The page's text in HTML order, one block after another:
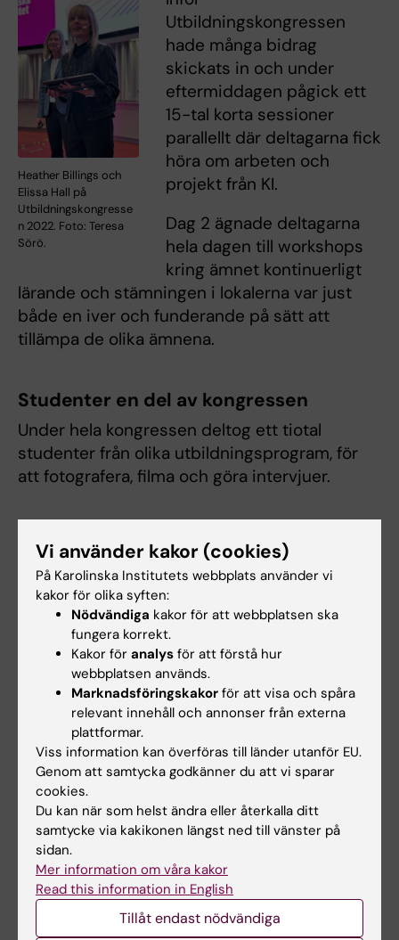
Heather Billings och
Elissa Hall på
Utbildningskongresse
n 2022. Foto: Teresa
Sörö.
Utbildningskongressen
hade många bidrag
skickats in och under
eftermiddagen pågick ett
15-tal korta sessioner
parallellt där deltagarna fick
höra om arbeten och
projekt från KI.
Dag 2 ägnade deltagarna
hela dagen till workshops
kring ämnet kontinuerligt
lärande och stämningen i lokalerna var just
både en iver och funderande på sätt att
tillämpa de olika ämnena.
Studenter en del av kongressen
Under hela kongressen deltog ett tiotal
studenter från olika utbildningsprogram, för
att fotografera, filma och göra intervjuer.
Film
Film från Utbildningskongressen 2022
Maria Watter,
verksamhetschef
Maria Watter, vad tar
du med dig ifrån de här
två dagarna?
- Så mycket! Glädjen i att
få hänga med så många av
våra fantastiska lärare och
pedagogiska ledare. Det
stora engagemanget, hur
mycket som pågår och hur
så många har delat sitt
arbete och sitt lärande de
här dagarna. Stoltheten
Vi använder kakor (cookies)
På Karolinska Institutets webbplats använder vi
kakor för olika syften:
Nödvändiga kakor för att webbplatsen ska
fungera korrekt.
Kakor för analys för att förstå hur
webbplatsen används.
Marknadsföringskakor för att visa och spåra
relevant innehåll och annonser från externa
plattformar.
Viss information kan överföras till länder utanför EU.
Genom att samtycka godkänner du att vi sparar
cookies.
Du kan när som helst ändra eller återkalla ditt
samtycke via kakikonen längst ned till vänster på
sidan.
Mer information om våra kakor
Read this information in English
Tillåt endast nödvändiga